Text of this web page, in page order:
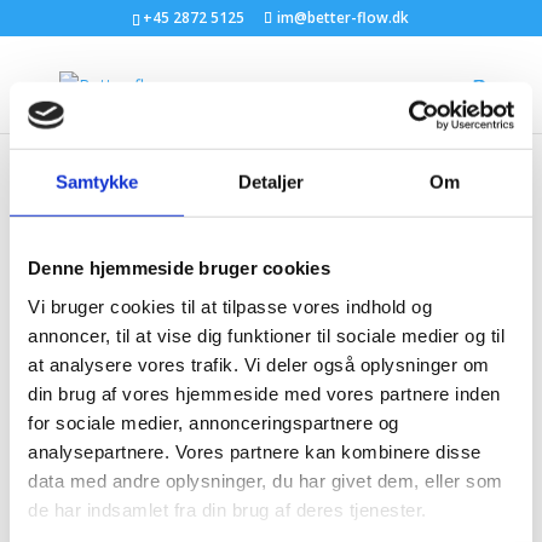
Samtykke Detaljer Om
Denne hjemmeside bruger cookies
Vi bruger cookies til at tilpasse vores indhold og
annoncer, til at vise dig funktioner til sociale medier og til
at analysere vores trafik. Vi deler også oplysninger om
din brug af vores hjemmeside med vores partnere inden
for sociale medier, annonceringspartnere og
analysepartnere. Vores partnere kan kombinere disse
data med andre oplysninger, du har givet dem, eller som
de har indsamlet fra din brug af deres tjenester.
+45 2872 5125 im@better-flow.dk
Alle traumer bærer en gave.
afInge Svane| 15 sep 2025|Uncategorized
”Alle traumer bærer en gave. Først når vi lader kroppen
arbejde med traumet, kan vi indløse den” Da Inge
Svanes storebror døde af kræft for fire år siden, var
det, som var hun et puslespil, nogen havde tabt på
gulvet. Sygdommen havde åbnet op for dybe samtaler
om...